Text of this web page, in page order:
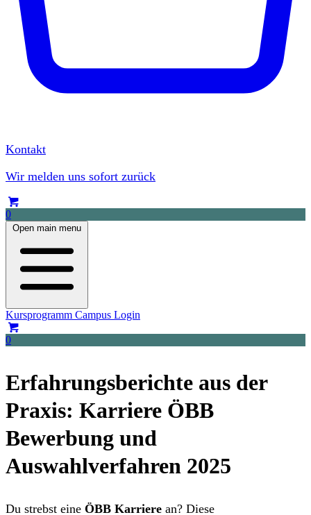
Kontakt
Wir melden uns sofort zurück
0
Open main menu
Kursprogramm Campus Login
0
Erfahrungsberichte aus der
Praxis: Karriere ÖBB
Bewerbung und
Auswahlverfahren 2025
Du strebst eine ÖBB Karriere an? Diese